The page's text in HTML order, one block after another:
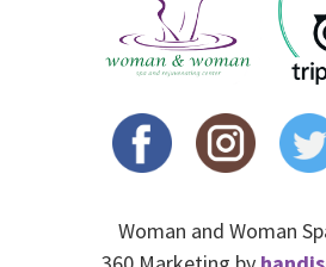
Woman and Woman